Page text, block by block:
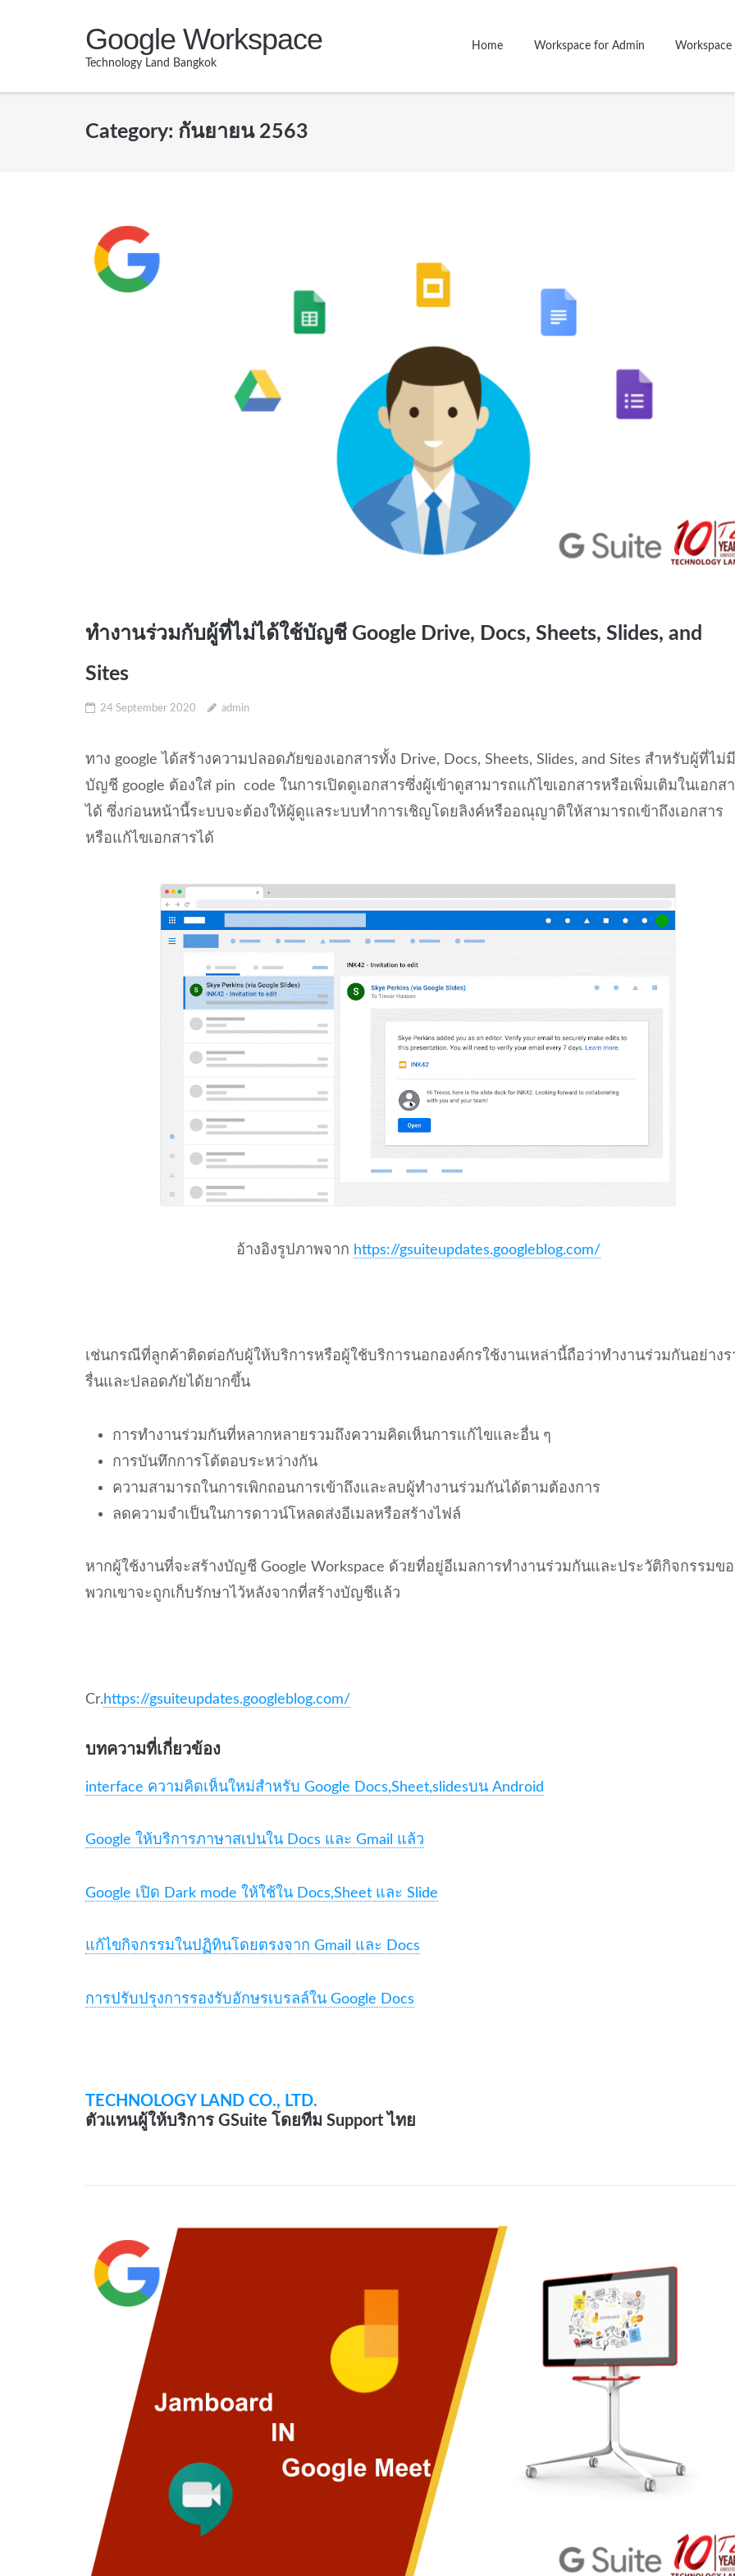
Google Workspace
Technology Land Bangkok
Home Workspace for Admin
Category: กันยายน 2563
ทำงานร่วมกับผู้ที่ไม่ได้ใช้บัญชี Google Drive, Docs, Sheets, Slides, and
Sites
24 September 2020 admin
ทาง google ได้สร้างความปลอดภัยของเอกสารทั้ง Drive, Docs, Sheets, Slides, and Sites สำหรับผู้ที่ไม่มี
บัญชี google ต้องใส่ pin code ในการเปิดดูเอกสารซึ่งผู้เข้าดูสามารถแก้ไขเอกสารหรือเพิ่มเติมในเอกส
ได้ ซึ่งก่อนหน้านี้ระบบจะต้องให้ผู้ดูแลระบบทำการเชิญโดยลิงค์หรืออณุญาติให้สามารถเข้าถึงเอกสาร
หรือแก้ไขเอกสารได้
อ้างอิงรูปภาพจาก https://gsuiteupdates.googleblog.com/
เช่นกรณีที่ลูกค้าติดต่อกับผู้ให้บริการหรือผู้ใช้บริการนอกองค์กรใช้งานเหล่านี้ถือว่าทำงานร่วมกันอย่างร
รื่นและปลอดภัยได้ยากขึ้น
การทำงานร่วมกันที่หลากหลายรวมถึงความคิดเห็นการแก้ไขและอื่น ๆ
การบันทึกการโต้ตอบระหว่างกัน
ความสามารถในการเพิกถอนการเข้าถึงและลบผู้ทำงานร่วมกันได้ตามต้องการ
ลดความจำเป็นในการดาวน์โหลดส่งอีเมลหรือสร้างไฟล์
หากผู้ใช้งานที่จะสร้างบัญชี Google Workspace ด้วยที่อยู่อีเมลการทำงานร่วมกันและประวัติกิจกรรมขอ
พวกเขาจะถูกเก็บรักษาไว้หลังจากที่สร้างบัญชีแล้ว
Cr. https://gsuiteupdates.googleblog.com/
บทความที่เกี่ยวข้อง
interface ความคิดเห็นใหม่สำหรับ Google Docs,Sheet,slidesบน Android
Google ให้บริการภาษาสเปนใน Docs และ Gmail แล้ว
Google เปิด Dark mode ให้ใช้ใน Docs,Sheet และ Slide
แก้ไขกิจกรรมในปฏิทินโดยตรงจาก Gmail และ Docs
การปรับปรุงการรองรับอักษรเบรลล์ใน Google Docs
TECHNOLOGY LAND CO., LTD.
ตัวแทนผู้ให้บริการ GSuite โดยทีม Support ไทย